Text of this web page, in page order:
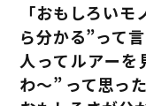
「おもしろい
ら分かる”って
人ってルアー
わ〜” って思っ